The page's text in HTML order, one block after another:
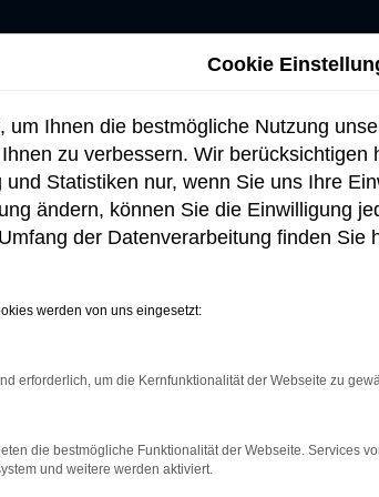
Suchmaschine?
Cookie
um Ihnen die bestmögliche Nutzung
zu verbessern. Wir
und Statistiken nur, wenn Sie uns Ihre
ändern, können Sie die Einwilligung
der Datenverarbeitung finden Sie
werden von uns eingesetzt:
erforderlich, um die Kernfunktionalität der Webseite zu
die bestmögliche Funktionalität der Webseite. Services
und weitere werden aktiviert.